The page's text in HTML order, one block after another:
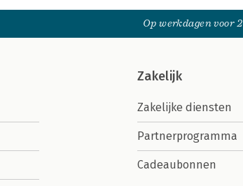
Op werkdagen voor
Zakelijk
Zakelijke diensten
Partnerprogramma
Cadeaubonnen